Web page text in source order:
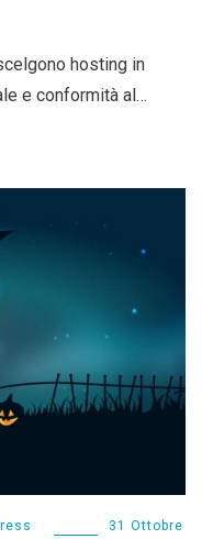
hosting in
e conformità al…
31 Ottobre